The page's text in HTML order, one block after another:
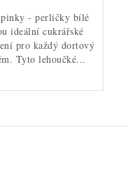
- perličky bílé
ideální cukrářské
pro každý dortový
Tyto lehoučké...